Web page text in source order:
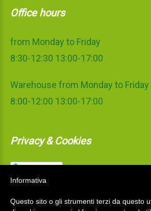
Office hours
from Monday to Friday
8:30-12:30 13:00-17:00
Warehouse from Monday to Friday
8:00-12:00 13:00-17:00
Privacy & Cookies
Informativa
Questo sito o gli strumenti terzi da questo